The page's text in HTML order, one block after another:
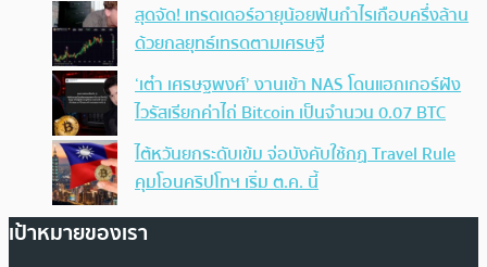
สุดจัด! เทรดเดอร์อายุน้อยฟันกำไรเกือบครึ่งล้าน
ด้วยกลยุทธ์เทรดตามเศรษฐี
‘เต๋า เศรษฐพงศ์’ งานเข้า NAS โดนแฮกเกอร์ฝัง
ไวรัสเรียกค่าไถ่ Bitcoin เป็นจำนวน 0.07 BTC
ไต้หวันยกระดับเข้ม จ่อบังคับใช้กฏ Travel Rule
คุมโอนคริปโทฯ เริ่ม ต.ค. นี้
เป้าหมายของเรา